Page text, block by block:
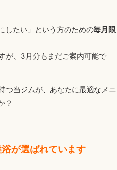
したい」という方のための毎月限
が、3月分もまだご案内可能で
つ当ジムが、あなたに最適なメニ
？
が選ばれています